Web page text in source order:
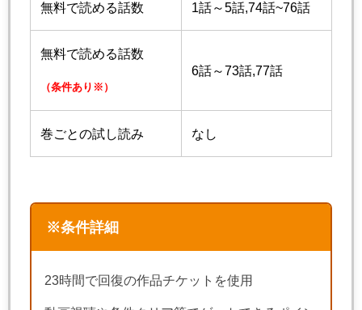
無料で読める話数 1話～5話,74話~76話
無料で読める話数
（条件あり※）
6話～73話,77話
巻ごとの試し読み なし
※条件詳細
23時間で回復の作品チケットを使用